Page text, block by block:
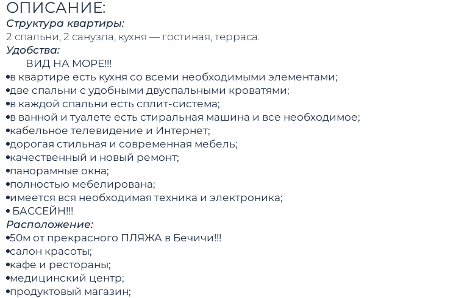
ОПИСАНИЕ:
Структура квартиры:
2 спальни, 2 санузла, кухня — гостиная, терраса.
Удобства:
ВИД НА МОРЕ!!!
в квартире есть кухня со всеми необходимыми элементами;
две спальни с удобными двуспальными кроватями;
в каждой спальни есть сплит-система;
в ванной и туалете есть стиральная машина и все необходимое;
кабельное телевидение и Интернет;
дорогая стильная и современная мебель;
качественный и новый ремонт;
панорамные окна;
полностью мебелирована;
имеется вся необходимая техника и электроника;
БАССЕЙН!!!
Расположение:
50м от прекрасного ПЛЯЖА в Бечичи!!!
салон красоты;
кафе и рестораны;
медицинский центр;
продуктовый магазин;